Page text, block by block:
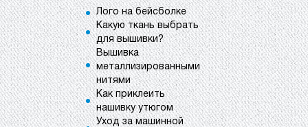
Лого на бейсболке
Какую ткань выбрать
для вышивки?
Вышивка
металлизированными
нитями
Как приклеить
нашивку утюгом
Уход за машинной